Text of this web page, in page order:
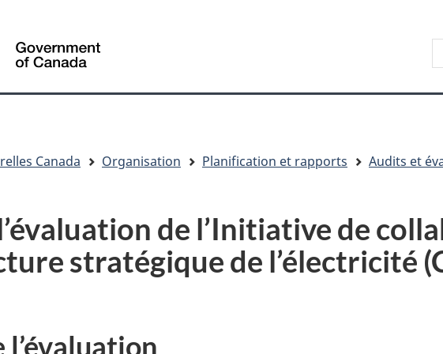
HTML
Canada Organisation Planification et rapports Audits et
de l’Initiative de
stratégique de l’électricité
l’évaluation